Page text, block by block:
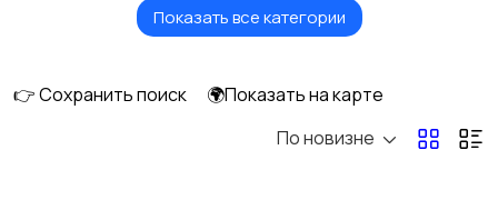
Акустика, колонки,
Домашние
Музыкальные центры
Показать все категории
👉 Сохранить поиск
🌍Показать на карте
По новизне